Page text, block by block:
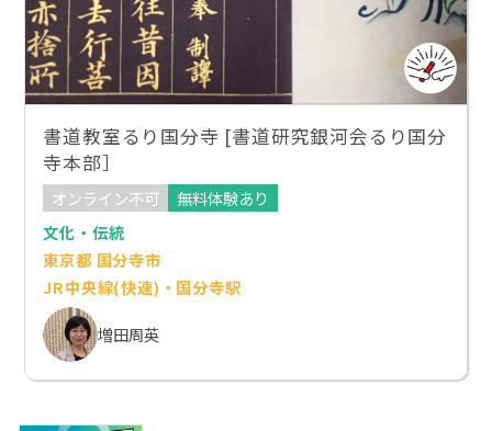
書道教室るり国分寺 [書道研究銀河会るり国分
寺本部］
オンライン不可
無料体験あり
文化・伝統
東京都 国分寺市
JR中央線(快速)・国分寺駅
増田周英